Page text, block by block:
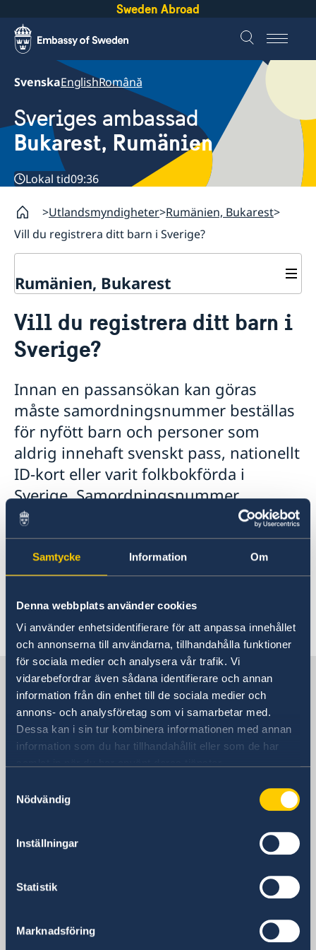
Samtycke Information Om
Denna webbplats använder cookies
Vi använder enhetsidentifierare för att anpassa innehållet
och annonserna till användarna, tillhandahålla funktioner
för sociala medier och analysera vår trafik. Vi
vidarebefordrar även sådana identifierare och annan
information från din enhet till de sociala medier och
annons- och analysföretag som vi samarbetar med.
Dessa kan i sin tur kombinera informationen med annan
information som du har tillhandahållit eller som de har
Nödvändig
Inställningar
Statistik
Marknadsföring
Sweden Abroad
SvenskaEnglishRomână
Sveriges ambassad
Bukarest, Rumänien
Lokal tid09:36
Utlandsmyndigheter Rumänien, Bukarest
Vill du registrera ditt barn i Sverige?
Rumänien, Bukarest
Om oss
Ambassadens personal
Business Sweden
Så stöttar vi svenska företag
Team Sweden
Så kan du få stöd
Svenska företag i
Anmäl handelshinder
Aktuellt
Nyheter
Val till riksdagen 2026
Vill du registrera ditt barn i
Sverige?
Innan en passansökan kan göras
måste samordningsnummer beställas
för nyfött barn och personer som
aldrig innehaft svenskt pass, nationellt
ID-kort eller varit folkbokförda i
Sverige. Samordningsnummer
rekvireras av ambassaden hos
skatteverket.
Läs mera om namnanmälan och registrering av
Senast uppdaterad 20 apr. 2018, 14.29
Sverige i Rumänien, Bukarest
Sveriges ambassad
011343 Bukarest
Postadress
Casuta Postala 2-142
Rumänien
Fax